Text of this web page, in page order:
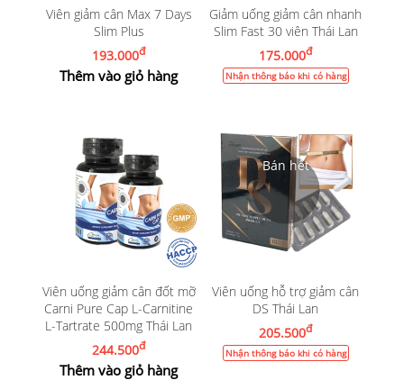
Viên giảm cân Max 7 Days
Slim Plus
193.000đ
Thêm vào giỏ hàng
Giảm uống giảm cân nhanh
Slim Fast 30 viên Thái Lan
175.000đ
Nhận thông báo khi có hàng
Viên uống giảm cân đốt mỡ
Carni Pure Cap L-Carnitine
L-Tartrate 500mg Thái Lan
244.500đ
Thêm vào giỏ hàng
Viên uống hỗ trợ giảm cân
DS Thái Lan
205.500đ
Nhận thông báo khi có hàng